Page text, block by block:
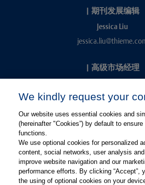
| 期刊发展编辑
Jessica Liu
| 高级市场经理
关注
关注微信
We kindly request your
Our website uses essential cookies and
(hereinafter "Cookies”) by default to
functions.
We use optional cookies for personalized
content, social networks, user analysis
improve website navigation and our
performance efforts. By clicking “Accept”,
the using of optional cookies on your